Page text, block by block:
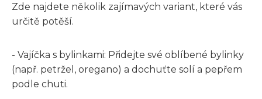
Zde najdete několik zajímavých variant, které vás
určitě potěší.
- Vajíčka s bylinkami: Přidejte své oblíbené bylinky
(např. petržel, oregano) a dochuťte solí a pepřem
podle chuti.